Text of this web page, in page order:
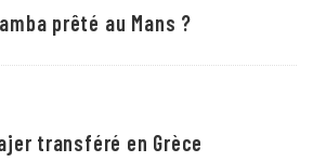
prêté au Mans ?
transféré en Grèce